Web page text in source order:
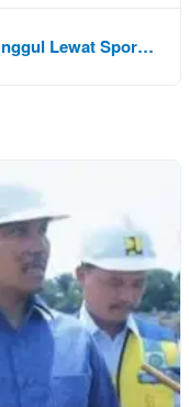
Lewat Spor…